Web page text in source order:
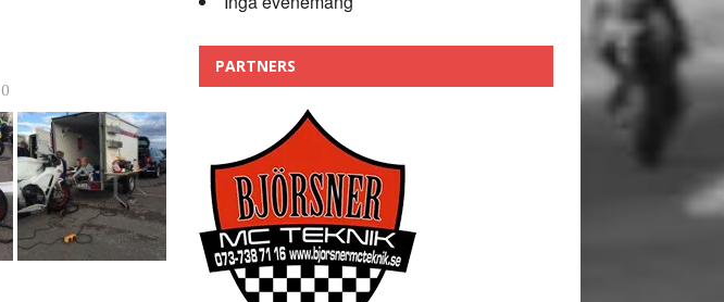
0
PARTNERS